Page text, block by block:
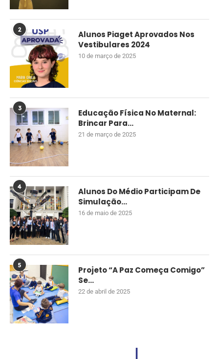
2
Alunos Piaget Aprovados Nos
Vestibulares 2024
10 de março de 2025
3
Educação Física No Maternal:
Brincar Para...
21 de março de 2025
4
Alunos Do Médio Participam De
Simulação...
16 de maio de 2025
5
Projeto “A Paz Começa Comigo”
Se...
22 de abril de 2025